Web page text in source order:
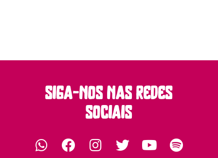
siga-nos nas redes
sociais